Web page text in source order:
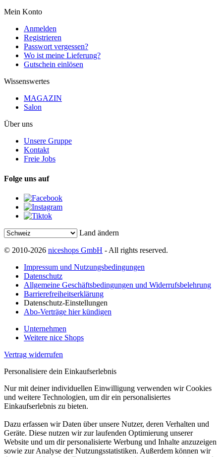
Mein Konto
Anmelden
Registrieren
Passwort vergessen?
Wo ist meine Lieferung?
Gutschein einlösen
Wissenswertes
MAGAZIN
Salon
Über uns
Unsere Gruppe
Kontakt
Freie Jobs
Folge uns auf
Land ändern
© 2010-2026 niceshops GmbH - All rights reserved.
Impressum und Nutzungsbedingungen
Datenschutz
Allgemeine Geschäftsbedingungen und Widerrufsbelehrung
Barrierefreiheitserklärung
Datenschutz-Einstellungen
Abo-Verträge hier kündigen
Unternehmen
Weitere nice Shops
Vertrag widerrufen
Personalisiere dein Einkaufserlebnis
Nur mit deiner individuellen Einwilligung verwenden wir Cookies
und weitere Technologien, um dir ein personalisiertes
Einkaufserlebnis zu bieten.
Dazu erfassen wir Daten über unsere Nutzer, deren Verhalten und
Geräte. Diese nutzen wir zur laufenden Optimierung unserer
Website und um dir personalisierte Werbung und Inhalte anzuzeigen
sowie zur Analyse der Nutzungsstatistiken. Außerdem können wir